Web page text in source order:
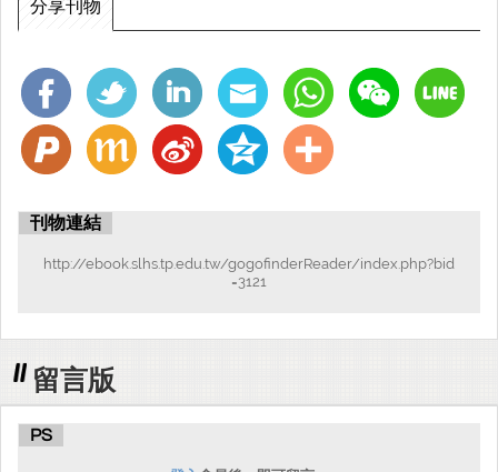
分享刊物
刊物連結
http://ebook.slhs.tp.edu.tw/gogofinderReader/index.php?bid
=3121
留言版
PS